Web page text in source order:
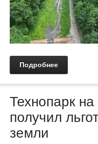
Подробнее
Технопарк
получил
земли